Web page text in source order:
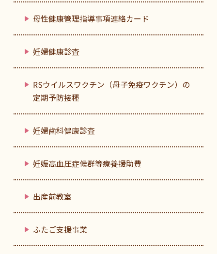
母性健康管理指導事項連絡カード
妊婦健康診査
RSウイルスワクチン（母子免疫ワクチン）の
定期予防接種
妊婦歯科健康診査
妊娠高血圧症候群等療養援助費
出産前教室
ふたご支援事業